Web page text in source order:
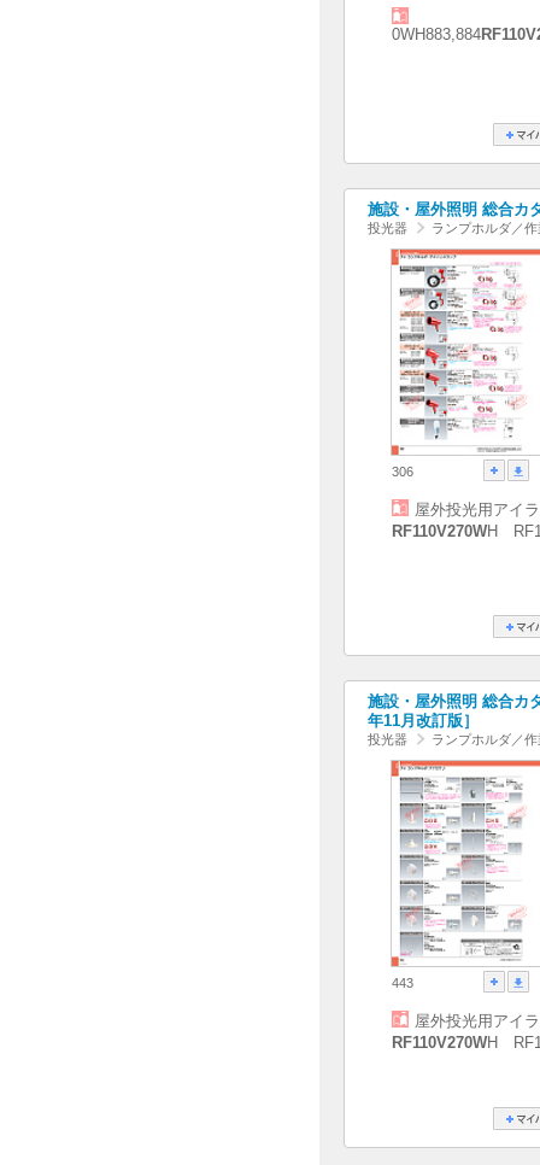
0WH883,884
施設・屋外照明 総合カ
投光器 ランプホルダ／
306
屋外投光用アイ
RF110V270WH
施設・屋外照明 総合カ
年11月改訂版］
投光器 ランプホルダ／
443
屋外投光用アイ
RF110V270WH